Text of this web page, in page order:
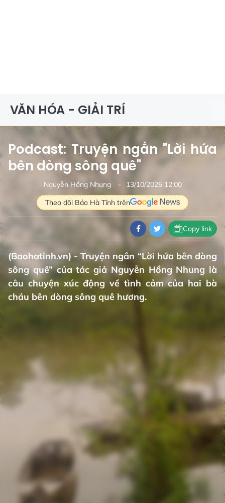
VĂN HÓA - GIẢI TRÍ
Podcast: Truyện ngắn "Lời hứa
bên dòng sông quê"
Nguyễn Hồng Nhung
13/10/2025 12:00
Theo dõi Báo Hà Tĩnh trên
Copy link
(Baohatinh.vn) - Truyện ngắn “Lời hứa bên dòng
sông quê” của tác giả Nguyễn Hồng Nhung là
câu chuyện xúc động về tình cảm của hai bà
cháu bên dòng sông quê hương.